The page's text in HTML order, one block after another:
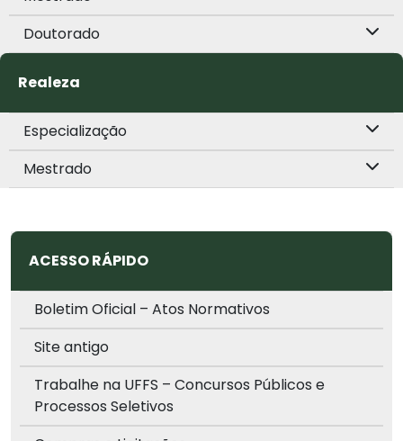
Doutorado
Realeza
Especialização
Mestrado
ACESSO RÁPIDO
Boletim Oficial – Atos Normativos
Site antigo
Trabalhe na UFFS – Concursos Públicos e
Processos Seletivos